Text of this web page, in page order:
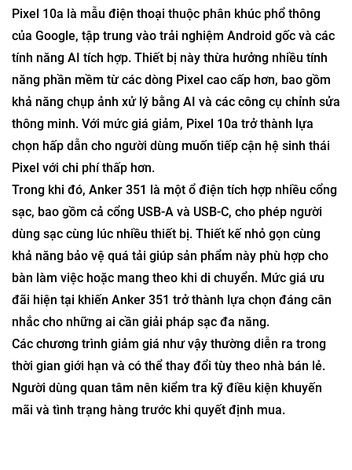
Pixel 10a là mẫu điện thoại thuộc phân khúc phổ thông
của Google, tập trung vào trải nghiệm Android gốc và các
tính năng AI tích hợp. Thiết bị này thừa hưởng nhiều tính
năng phần mềm từ các dòng Pixel cao cấp hơn, bao gồm
khả năng chụp ảnh xử lý bằng AI và các công cụ chỉnh sửa
thông minh. Với mức giá giảm, Pixel 10a trở thành lựa
chọn hấp dẫn cho người dùng muốn tiếp cận hệ sinh thái
Pixel với chi phí thấp hơn.
Trong khi đó, Anker 351 là một ổ điện tích hợp nhiều cổng
sạc, bao gồm cả cổng USB-A và USB-C, cho phép người
dùng sạc cùng lúc nhiều thiết bị. Thiết kế nhỏ gọn cùng
khả năng bảo vệ quá tải giúp sản phẩm này phù hợp cho
bàn làm việc hoặc mang theo khi di chuyển. Mức giá ưu
đãi hiện tại khiến Anker 351 trở thành lựa chọn đáng cân
nhắc cho những ai cần giải pháp sạc đa năng.
Các chương trình giảm giá như vậy thường diễn ra trong
thời gian giới hạn và có thể thay đổi tùy theo nhà bán lẻ.
Người dùng quan tâm nên kiểm tra kỹ điều kiện khuyến
mãi và tình trạng hàng trước khi quyết định mua.